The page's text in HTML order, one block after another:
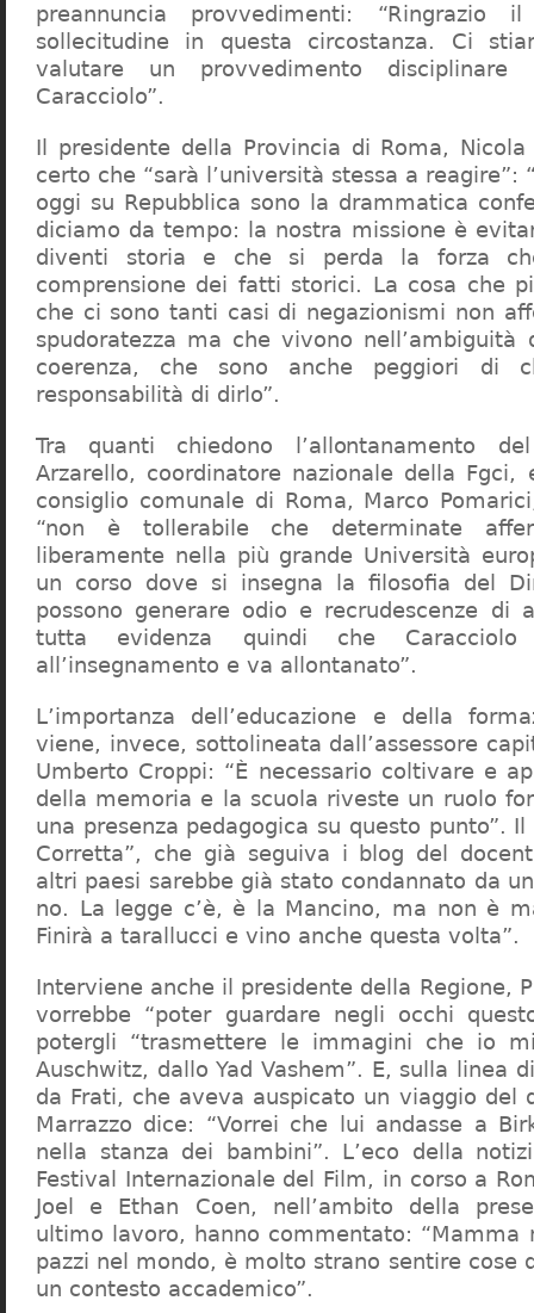
preannuncia provvedimenti:
sollecitudine in questa circostanza. Ci
valutare un provvedimento
Caracciolo”.
Il presidente della Provincia di Roma,
certo che “sarà l’università stessa a reagire”:
oggi su Repubblica sono la drammatica
diciamo da tempo: la nostra missione è
diventi storia e che si perda la forza
comprensione dei fatti storici. La cosa che
che ci sono tanti casi di negazionismi non
spudoratezza ma che vivono nell’ambiguità
coerenza, che sono anche peggiori di
responsabilità di dirlo”.
Tra quanti chiedono l’allontanamento
Arzarello, coordinatore nazionale della
consiglio comunale di Roma, Marco
“non è tollerabile che determinate
liberamente nella più grande Università
un corso dove si insegna la filosofia del
possono generare odio e recrudescenze di
tutta evidenza quindi che
all’insegnamento e va allontanato”.
L’importanza dell’educazione e della
viene, invece, sottolineata dall’assessore
Umberto Croppi: “È necessario coltivare e
della memoria e la scuola riveste un ruolo
una presenza pedagogica su questo punto”.
Corretta”, che già seguiva i blog del
altri paesi sarebbe già stato condannato da
no. La legge c’è, è la Mancino, ma non è
Finirà a tarallucci e vino anche questa volta”.
Interviene anche il presidente della Regione,
vorrebbe “poter guardare negli occhi
potergli “trasmettere le immagini che io
Auschwitz, dallo Yad Vashem”. E, sulla linea
da Frati, che aveva auspicato un viaggio del
Marrazzo dice: “Vorrei che lui andasse a
nella stanza dei bambini”. L’eco della
Festival Internazionale del Film, in corso a
Joel e Ethan Coen, nell’ambito della
ultimo lavoro, hanno commentato: “Mamma
pazzi nel mondo, è molto strano sentire cose
un contesto accademico”.